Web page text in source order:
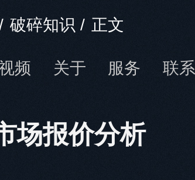
破碎知识 / 正文
频 关于 服务 联系
场报价分析